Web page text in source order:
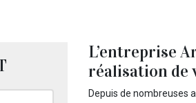
L’entreprise
réalisation de
Depuis de nombreuses